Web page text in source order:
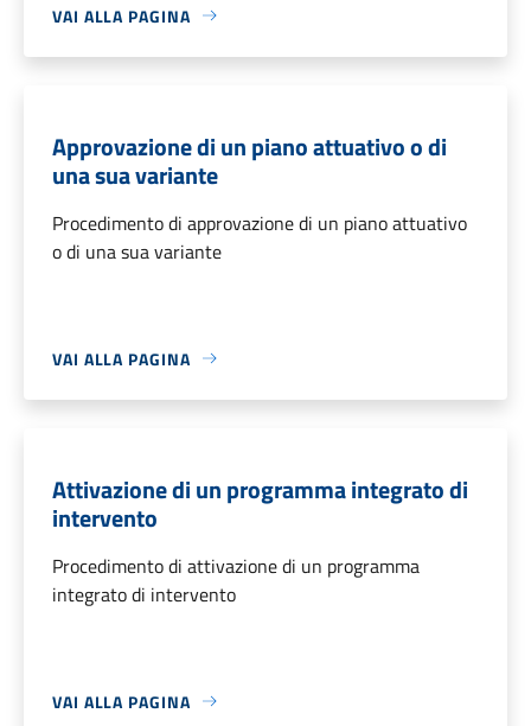
VAI ALLA PAGINA
Approvazione di un piano attuativo o di
una sua variante
Procedimento di approvazione di un piano attuativo
o di una sua variante
VAI ALLA PAGINA
Attivazione di un programma integrato di
intervento
Procedimento di attivazione di un programma
integrato di intervento
VAI ALLA PAGINA